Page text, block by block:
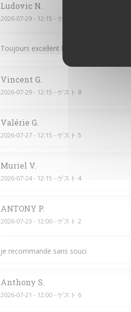
Ludovic N
2026-07-29- 12:15 - ゲスト 10
Toujours excellent les plats sont raffiné
Vincent G
2026-07-29- 12:15 - ゲスト 8
Valérie G
2026-07-27- 12:15 - ゲスト 5
Muriel V
2026-07-24- 12:15 - ゲスト 4
ANTONY P
2026-07-23 - 12:00 - ゲスト 2
je recommande sans souci
Anthony S
2026-07-21 - 12:00 - ゲスト 6